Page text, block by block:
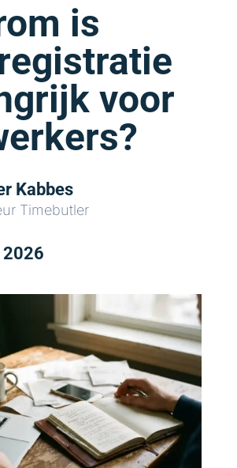
is
voor
Kabbes
Timebutler
2026